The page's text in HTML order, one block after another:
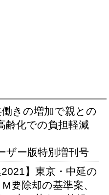
働きの増加で親との
齢化での負担軽減
ザー版特別増刊号
】東京・中延の
要除却の基準案、